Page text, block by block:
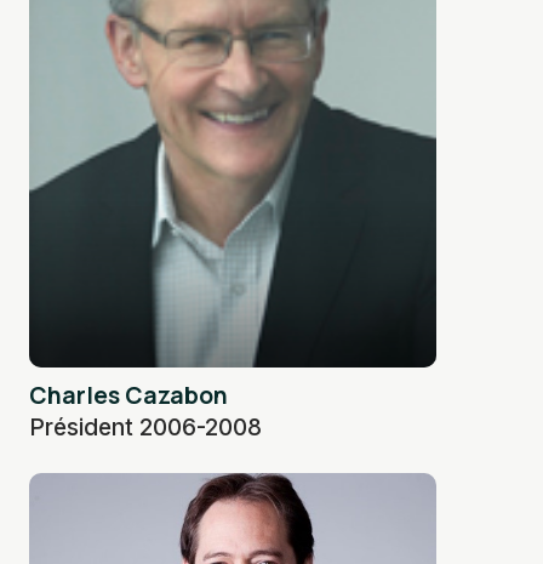
Charles Cazabon
Président 2006-2008